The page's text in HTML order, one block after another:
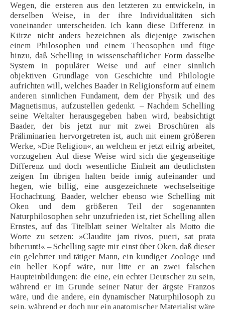
Wegen, die ersteren aus den letzteren zu entwickeln, in
derselben Weise, in der ihre Individualitäten sich
voneinander unterscheiden. Ich kann diese Differenz in
Kürze nicht anders bezeichnen als diejenige zwischen
einem Philosophen und einem Theosophen und füge
hinzu, daß Schelling in wissenschaftlicher Form dasselbe
System in populärer Weise und auf einer sinnlich
objektiven Grundlage von Geschichte und Philologie
aufrichten will, welches Baader in Religionsform auf einem
anderen sinnlichen Fundament, dem der Physik und des
Magnetismus, aufzustellen gedenkt. – Nachdem Schelling
seine Weltalter herausgegeben haben wird, beabsichtigt
Baader, der bis jetzt nur mit zwei Broschüren als
Präliminarien hervorgetreten ist, auch mit einem größeren
Werke, »Die Religion«, an welchem er jetzt eifrig arbeitet,
vorzugehen. Auf diese Weise wird sich die gegenseitige
Differenz und doch wesentliche Einheit am deutlichsten
zeigen. Im übrigen halten beide innig aufeinander und
hegen, wie billig, eine ausgezeichnete wechselseitige
Hochachtung. Baader, welcher ebenso wie Schelling mit
Oken und dem größeren Teil der sogenannten
Naturphilosophen sehr unzufrieden ist, riet Schelling allen
Ernstes, auf das Titelblatt seiner Weltalter als Motto die
Worte zu setzen: »Claudite jam rivos, pueri, sat prata
biberunt!« – Schelling sagte mir einst über Oken, daß dieser
ein gelehrter und tätiger Mann, ein kundiger Zoologe und
ein heller Kopf wäre, nur litte er an zwei falschen
Haupteinbildungen: die eine, ein echter Deutscher zu sein,
während er im Grunde seiner Natur der ärgste Franzos
wäre, und die andere, ein dynamischer Naturphilosoph zu
sein, während er doch nur ein anatomischer Materialist wäre